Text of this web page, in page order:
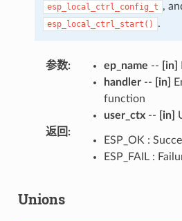
esp_local_ctrl_config_t ,
esp_local_ctrl_start() .
参数: ep_name -- [in]
handler-- [in]
function
user_ctx-- [in]
返回 :
ESP_OK :
ESP_FAIL :
Unions